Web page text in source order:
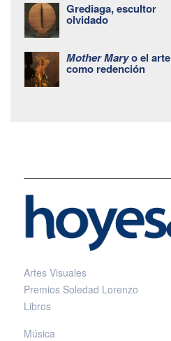
Grediaga, escultor
olvidado
Mother Maryo el arte
como redención
Artes Visuales
Premios Soledad Lorenzo
Libros
Música